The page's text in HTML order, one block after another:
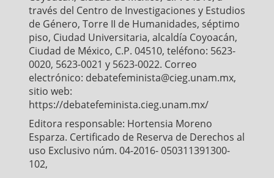
través del Centro de Investigaciones y Estudios
de Género, Torre II de Humanidades, séptimo
piso, Ciudad Universitaria, alcaldía Coyoacán,
Ciudad de México, C.P. 04510, teléfono: 5623-
0020, 5623-0021 y 5623-0022. Correo
electrónico: debatefeminista@cieg.unam.mx,
sitio web:
https://debatefeminista.cieg.unam.mx/
Editora responsable: Hortensia Moreno
Esparza. Certificado de Reserva de Derechos al
uso Exclusivo núm. 04-2016- 050311391300-
102,